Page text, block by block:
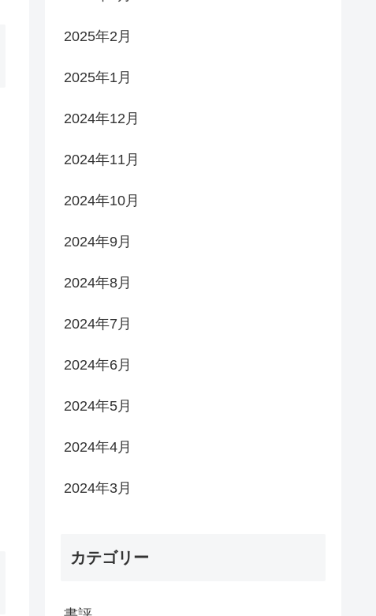
2025年2月
2025年1月
2024年12月
2024年11月
2024年10月
2024年9月
2024年8月
2024年7月
2024年6月
2024年5月
2024年4月
2024年3月
カテゴリー